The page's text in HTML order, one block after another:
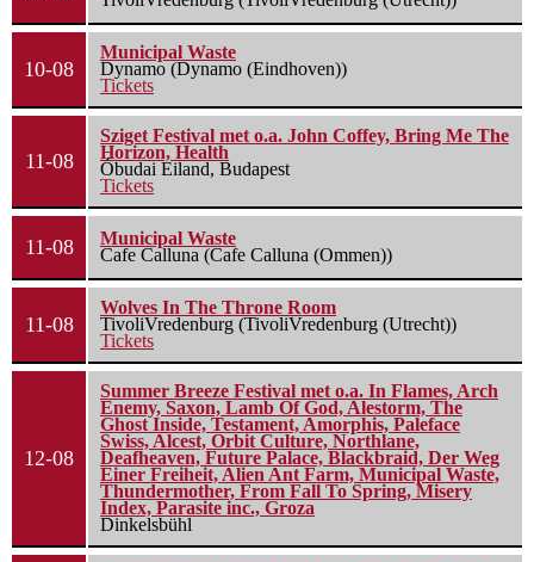
10-08
Municipal Waste
Dynamo (Dynamo (Eindhoven))
Tickets
11-08
Sziget Festival met o.a. John Coffey, Bring Me The
Horizon, Health
Óbudai Eiland, Budapest
Tickets
11-08
Municipal Waste
Cafe Calluna (Cafe Calluna (Ommen))
11-08
Wolves In The Throne Room
TivoliVredenburg (TivoliVredenburg (Utrecht))
Tickets
12-08
Summer Breeze Festival met o.a. In Flames, Arch
Enemy, Saxon, Lamb Of God, Alestorm, The
Ghost Inside, Testament, Amorphis, Paleface
Swiss, Alcest, Orbit Culture, Northlane,
Deafheaven, Future Palace, Blackbraid, Der Weg
Einer Freiheit, Alien Ant Farm, Municipal Waste,
Thundermother, From Fall To Spring, Misery
Index, Parasite inc., Groza
Dinkelsbühl